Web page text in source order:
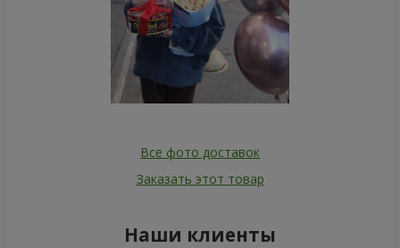
Все фото доставок
Заказать этот товар
Наши клиенты